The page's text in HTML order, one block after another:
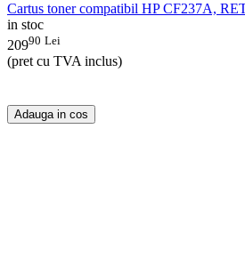
Cartus toner compatibil HP CF237A,
in stoc
20990 Lei
(pret cu TVA inclus)
Adauga in cos